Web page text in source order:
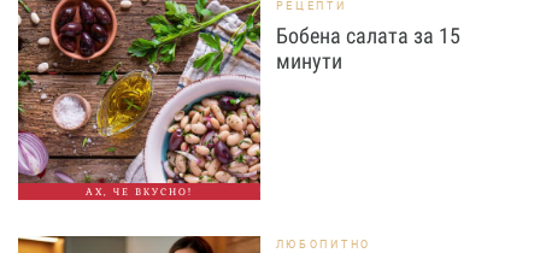
АХ, ЧЕ ВКУСНО!
РЕЦЕПТИ
Бобена салата за 15
минути
ЛЮБОПИТНО